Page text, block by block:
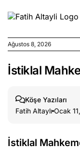
Ağustos
kirli
Ağustos 8, 2026
İstiklal
Köşe Yazıları
Fatih Altaylı Ocak
İstiklal